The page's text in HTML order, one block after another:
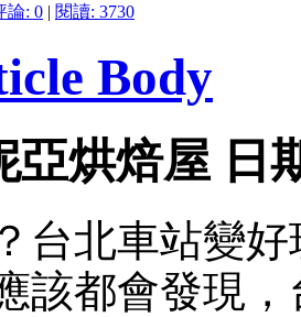
論: 0 | 閱讀: 3730
Body
烘焙屋 日
台北車站變
該都會發現